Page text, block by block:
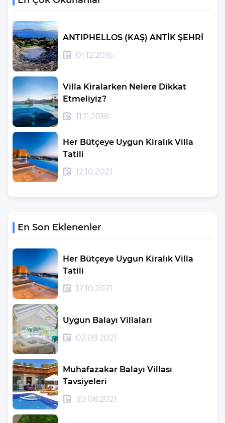
ANTIPHELLOS (KAŞ) ANTİK ŞEHRİ
01.12.2016
Villa Kiralarken Nelere Dikkat
Etmeliyiz?
11.11.2018
Her Bütçeye Uygun Kiralık Villa
Tatili
12.10.2021
En Son Eklenenler
Her Bütçeye Uygun Kiralık Villa
Tatili
12.10.2021
Uygun Balayı Villaları
02.09.2021
Muhafazakar Balayı Villası
Tavsiyeleri
30.08.2021